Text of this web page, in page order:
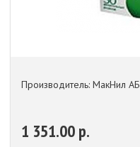
Производитель: МакНил АБ
1 351.00 р.